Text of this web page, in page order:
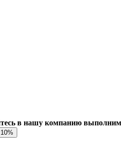
в нашу компанию выполним